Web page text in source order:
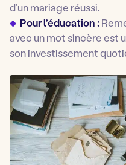
d’un mariage réussi.
Pour l’éducation :
avec un mot sincère est
son investissement